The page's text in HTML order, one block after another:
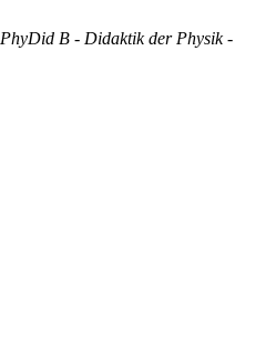
PhyDid B - Didaktik der Physik -